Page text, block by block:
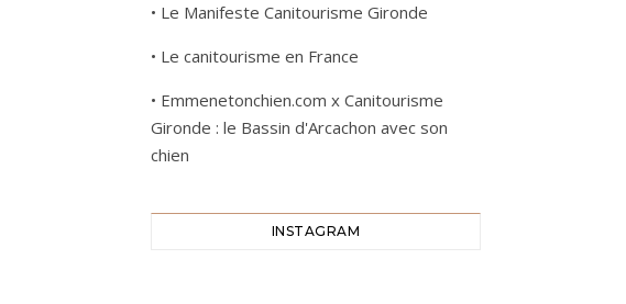
• Le Manifeste Canitourisme Gironde
• Le canitourisme en France
• Emmenetonchien.com x Canitourisme
Gironde : le Bassin d'Arcachon avec son
chien
INSTAGRAM